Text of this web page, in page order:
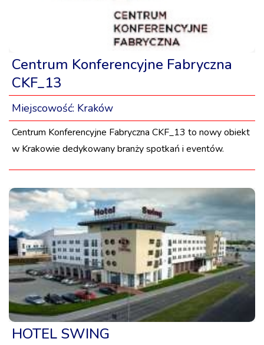
Centrum Konferencyjne Fabryczna
CKF_13
Miejscowość: Kraków
Centrum Konferencyjne Fabryczna CKF_13 to nowy obiekt
w Krakowie dedykowany branży spotkań i eventów.
HOTEL SWING